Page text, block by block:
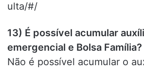
ulta/#/
13) É possível acumular
emergencial e Bolsa Família?
Não é possível acumular o